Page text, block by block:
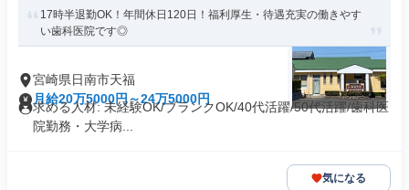
17時半退勤OK！年間休日120日！福利厚生・待遇充実の働きやす
い歯科医院です◎
宮崎県日南市天福
月給20万5000円～24万5000円
求める人材: 未経験OK/ブランクOK/40代活躍/50代活躍/歯科医
院勤務・大学病...
気になる